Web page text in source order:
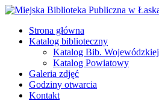
Strona główna
Katalog biblioteczny
Katalog Bib. Wojewódzkiej
Katalog Powiatowy
Galeria zdjęć
Godziny otwarcia
Kontakt